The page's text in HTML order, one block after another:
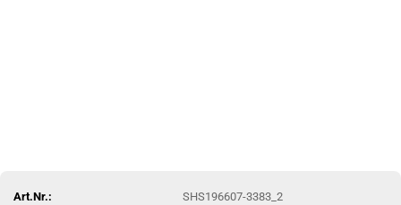
Art.Nr.:
SHS196607-3383_2